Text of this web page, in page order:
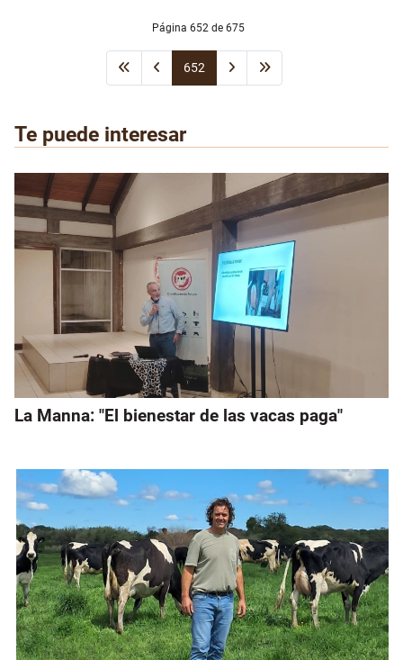
Página 652 de 675
652
Te puede interesar
La Manna: "El bienestar de las vacas paga"